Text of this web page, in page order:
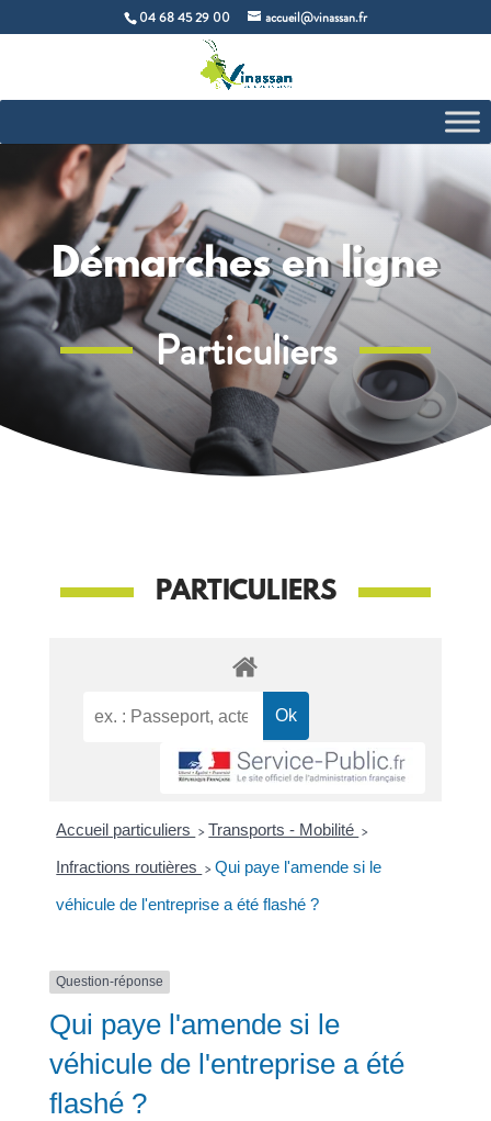
04 68 45 29 00 accueil@vinassan.fr
Démarches en ligne
Particuliers
PARTICULIERS
Accueil particuliers > Transports - Mobilité >
Infractions routières > Qui paye l'amende si le
véhicule de l'entreprise a été flashé ?
Question-réponse
Qui paye l'amende si le
véhicule de l'entreprise a été
flashé ?